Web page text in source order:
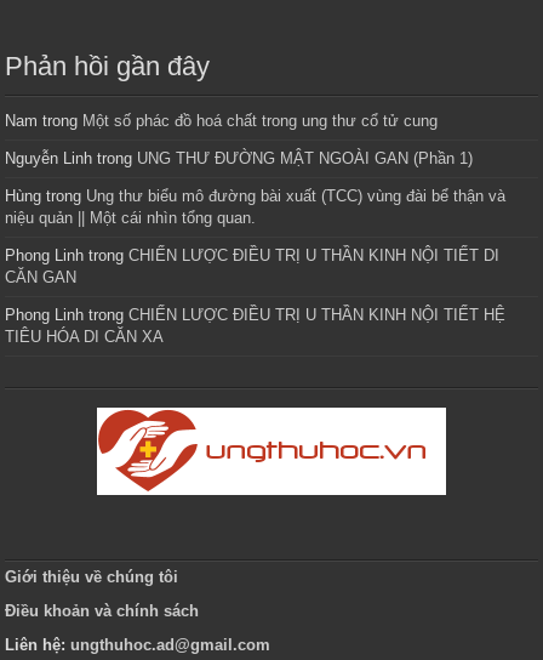
Phản hồi gần đây
Nam trong Một số phác đồ hoá chất trong ung thư cổ tử cung
Nguyễn Linh trong UNG THƯ ĐƯỜNG MẬT NGOÀI GAN (Phần 1)
Hùng trong Ung thư biểu mô đường bài xuất (TCC) vùng đài bể thận và
niệu quản || Một cái nhìn tổng quan.
Phong Linh trongCHIẾN LƯỢC ĐIỀU TRỊ U THẦN KINH NỘI TIẾT DI
CĂN GAN
Phong Linh trongCHIẾN LƯỢC ĐIỀU TRỊ U THẦN KINH NỘI TIẾT HỆ
TIÊU HÓA DI CĂN XA
Giới thiệu về chúng tôi
Điều khoản và chính sách
Liên hệ:ungthuhoc.ad@gmail.com